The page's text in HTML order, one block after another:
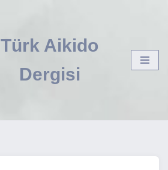
Türk Aikido
Dergisi